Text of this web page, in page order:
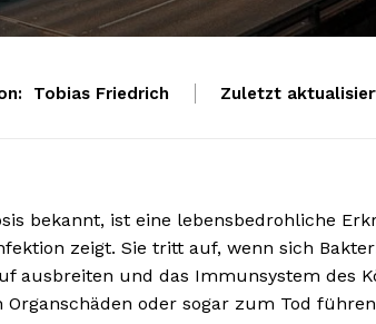
Tobias Friedrich Zuletzt
bekannt, ist eine lebensbedrohliche
zeigt. Sie tritt auf, wenn sich
ausbreiten und das Immunsystem des
oder sogar zum Tod